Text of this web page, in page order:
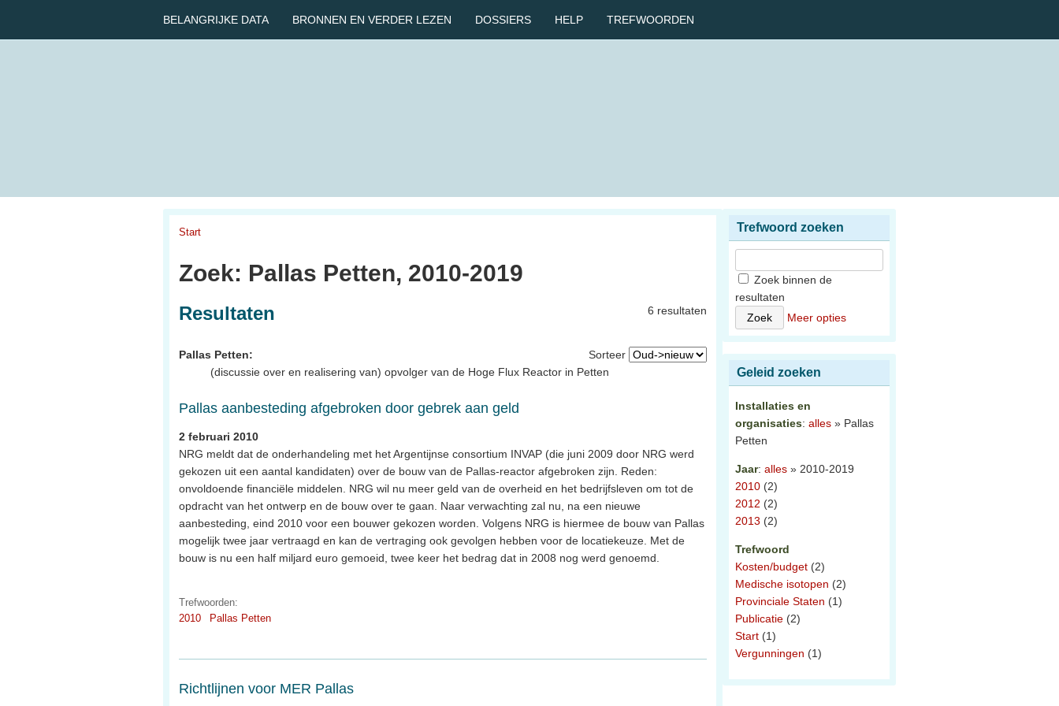
BELANGRIJKE DATA BRONNEN EN VERDER LEZEN DOSSIERS HELP TREFWOORDEN
Start
Zoek: Pallas Petten, 2010-2019
6 resultaten
Resultaten
Sorteer
Pallas Petten:
(discussie over en realisering van) opvolger van de Hoge Flux Reactor in Petten
Pallas aanbesteding afgebroken door gebrek aan geld
2 februari 2010
NRG meldt dat de onderhandeling met het Argentijnse consortium INVAP (die juni 2009 door NRG werd
gekozen uit een aantal kandidaten) over de bouw van de Pallas-reactor afgebroken zijn. Reden:
onvoldoende financiële middelen. NRG wil nu meer geld van de overheid en het bedrijfsleven om tot de
opdracht van het ontwerp en de bouw over te gaan. Naar verwachting zal nu, na een nieuwe
aanbesteding, eind 2010 voor een bouwer gekozen worden. Volgens NRG is hiermee de bouw van Pallas
mogelijk twee jaar vertraagd en kan de vertraging ook gevolgen hebben voor de locatiekeuze. Met de
bouw is nu een half miljard euro gemoeid, twee keer het bedrag dat in 2008 nog werd genoemd.
Trefwoorden:
2010
Pallas Petten
Richtlijnen voor MER Pallas
Trefwoord zoeken
Zoek binnen de
resultaten
Meer opties
Geleid zoeken
Installaties en
organisaties: alles » Pallas
Petten
Jaar: alles » 2010-2019
2010 (2)
2012 (2)
2013 (2)
Trefwoord
Kosten/budget (2)
Medische isotopen (2)
Provinciale Staten (1)
Publicatie (2)
Start (1)
Vergunningen (1)